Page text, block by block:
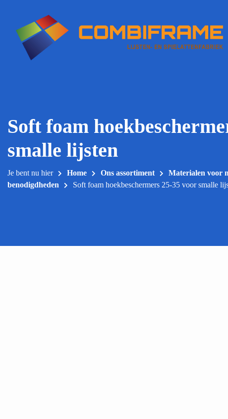
inhoud
Soft foam
smalle lijsten
Je bent nu hier Home Ons assortiment Materialen voor
benodigdheden
Soft foam hoekbeschermers 25-35 voor smalle